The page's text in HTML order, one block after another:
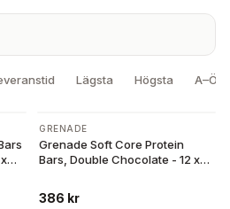
Lägsta Högsta A–Ö
GRENADE
Grenade Soft Core Protein
Bars, Double Chocolate - 12 x
386 kr